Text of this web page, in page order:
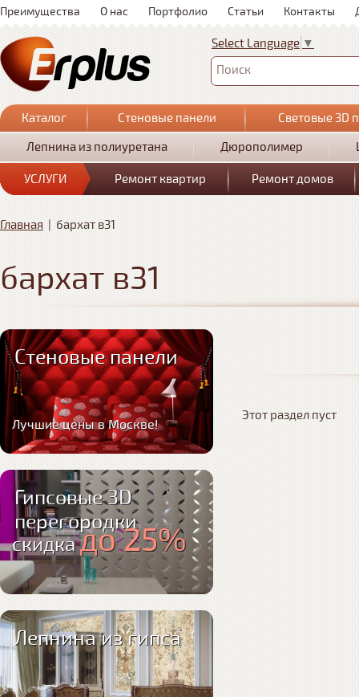
Преимущества О нас Портфолио Статьи Контакты
Select Language ▼
Поиск
Каталог Стеновые панели
Световые 3D
Лепнина из полиуретана
Дюрополимер
УСЛУГИ Ремонт квартир Ремонт домов
Главная | бархат в31
бархат в31
Этот раздел пуст
Стеновые панели
Лучшие цены в Москве!
Гипсовые 3D
перегородки
скидкадо 25%
Лепнина из гипса